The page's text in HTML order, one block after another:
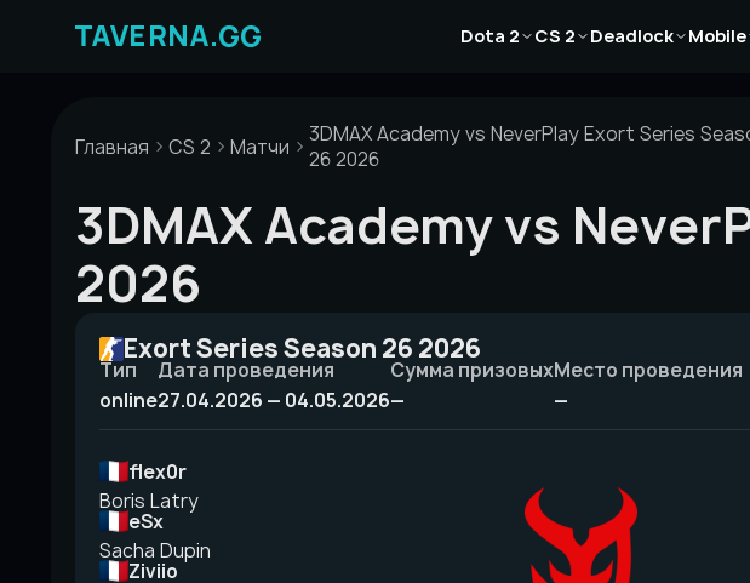
Dota 2
Статьи CS 2
СтатьиDeadlock
Статьи
Mobile
Главная CS 2 Матчи
3DMAX Academy vs NeverPlay Exort Series
26 2026
3DMAX Academy vs
2026
Exort Series Season 26 2026
Тип
online
Дата проведения
27.04.2026 — 04.05.2026
Сумма призовых
—
Место проведения
—
flex0r
Boris Latry
eSx
Sacha Dupin
Ziviio